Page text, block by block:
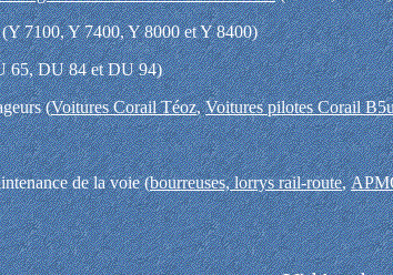
7100, Y 7400, Y 8000 et Y 8400)
65, DU 84 et DU 94)
(Voitures Corail Téoz,Voitures pilotes Corail
de la voie (bourreuses, lorrys rail-route,